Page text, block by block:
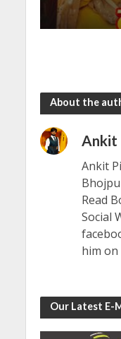
About the
Ankit
Ankit
Read
Social
him
Our Latest E-